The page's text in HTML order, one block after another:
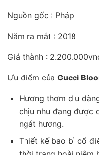
Nguồn gốc : Pháp
Năm ra mắt : 2018
Giá thành :
Ưu điểm của Gucci
Hương thơm dịu
chịu như đang được
ngát hương.
Thiết kế bao bì cổ